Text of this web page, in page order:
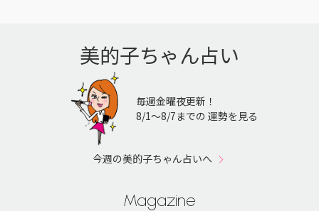
美的子ちゃん占い
毎週金曜夜更新！
8/1〜8/7までの 運勢を見る
今週の美的子ちゃん占いへ
Magazine